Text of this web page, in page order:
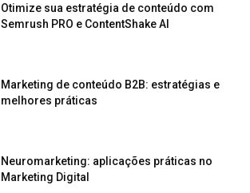
Otimize sua estratégia de conteúdo com
Semrush PRO e ContentShake AI
Marketing de conteúdo B2B: estratégias e
melhores práticas
Neuromarketing: aplicações práticas no
Marketing Digital